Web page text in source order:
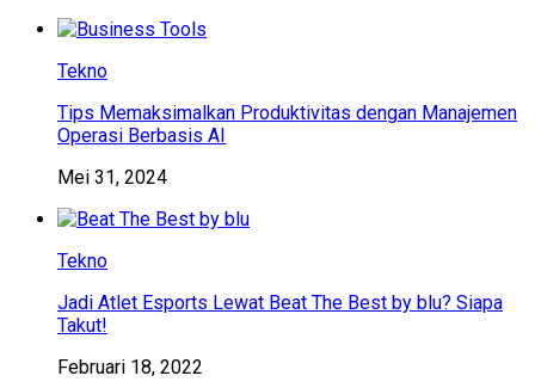
Tekno
Tips Memaksimalkan Produktivitas dengan Manajemen
Operasi Berbasis AI
Mei 31, 2024
Tekno
Jadi Atlet Esports Lewat Beat The Best by blu? Siapa
Takut!
Februari 18, 2022